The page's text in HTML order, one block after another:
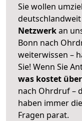
Sie wollen
Netzwerkan
Bonn nach
weiterwissen –
Sie! Wenn Sie
was kostet
nach Ohrdruf –
haben immer
Fragen parat.